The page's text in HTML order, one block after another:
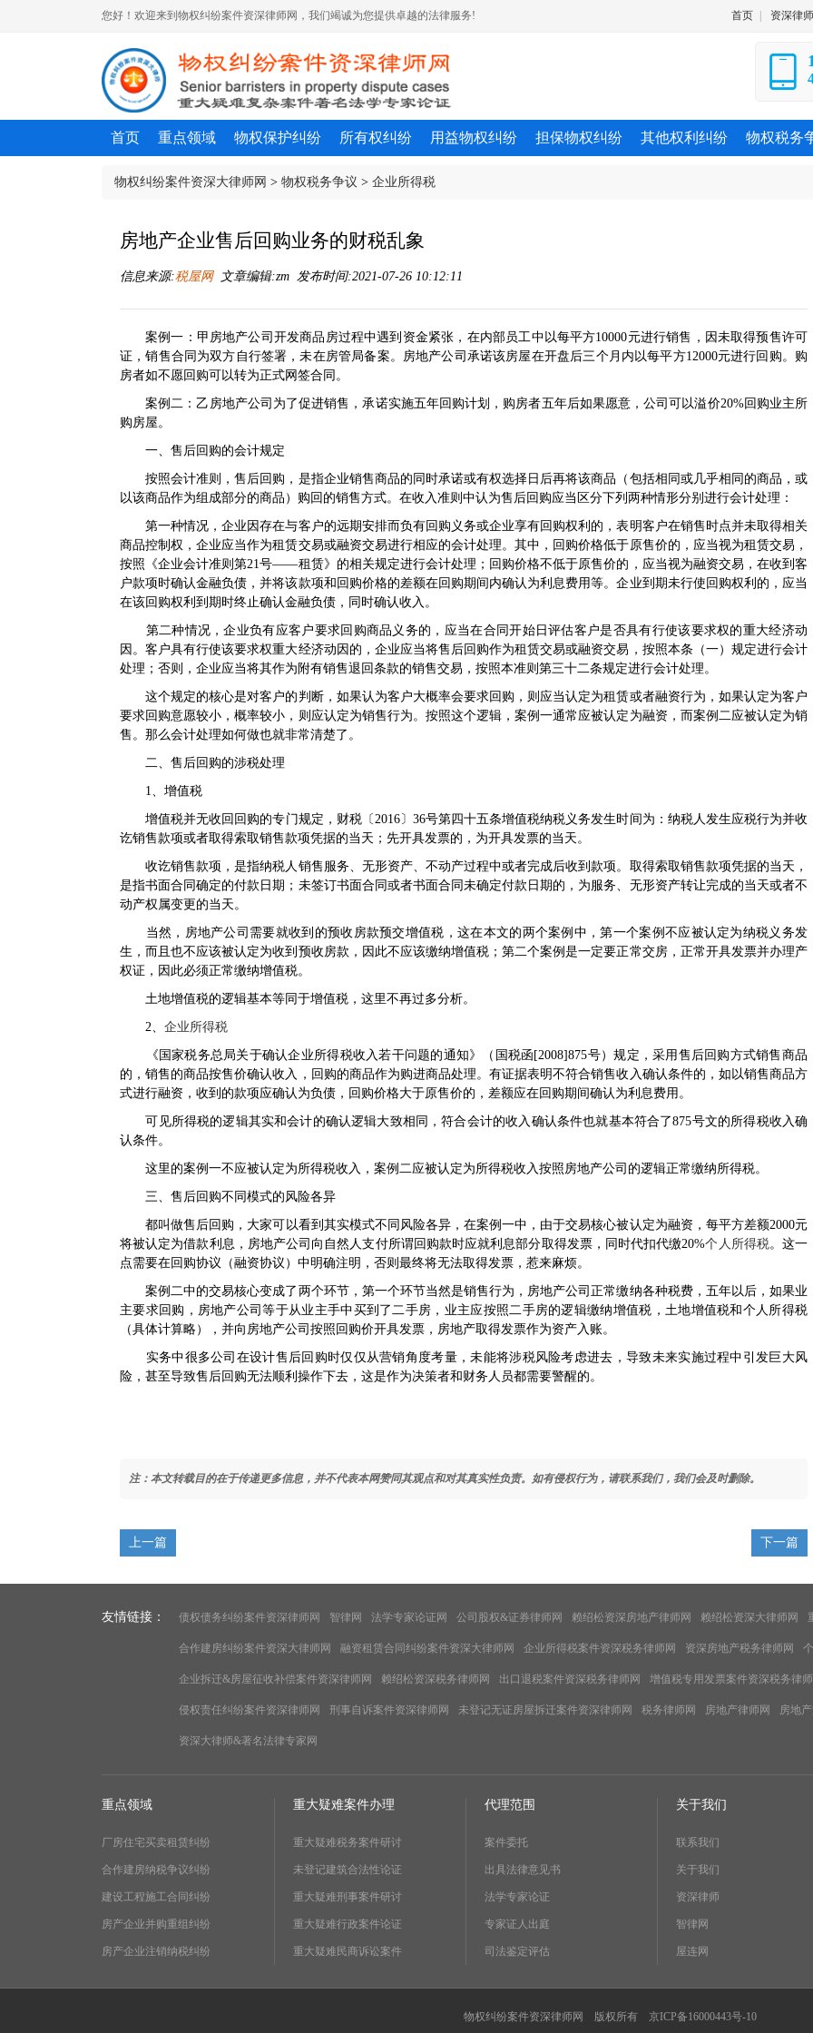
您好！欢迎来到物权纠纷案件资深律师网，我们竭诚为您提供卓越的法律服务! 首页 资深律师
首页 重点领域 物权保护纠纷 所有权纠纷 用益物权纠纷 担保物权纠纷 其他权利纠纷 物权税务
物权纠纷案件资深大律师网 > 物权税务争议 > 企业所得税
房地产企业售后回购业务的财税乱象
信息来源:税屋网文章编辑:zm 发布时间:2021-07-26 10:12:11
案例一：甲房地产公司开发商品房过程中遇到资金紧张，在内部员工中以每平方10000元进行销售，因未取得预售许可
证，销售合同为双方自行签署，未在房管局备案。房地产公司承诺该房屋在开盘后三个月内以每平方12000元进行回购。购
房者如不愿回购可以转为正式网签合同。
案例二：乙房地产公司为了促进销售，承诺实施五年回购计划，购房者五年后如果愿意，公司可以溢价20%回购业主所
购房屋。
一、售后回购的会计规定
按照会计准则，售后回购，是指企业销售商品的同时承诺或有权选择日后再将该商品（包括相同或几乎相同的商品，或
以该商品作为组成部分的商品）购回的销售方式。在收入准则中认为售后回购应当区分下列两种情形分别进行会计处理：
第一种情况，企业因存在与客户的远期安排而负有回购义务或企业享有回购权利的，表明客户在销售时点并未取得相关
商品控制权，企业应当作为租赁交易或融资交易进行相应的会计处理。其中，回购价格低于原售价的，应当视为租赁交易，
按照《企业会计准则第21号——租赁》的相关规定进行会计处理；回购价格不低于原售价的，应当视为融资交易，在收到客
户款项时确认金融负债，并将该款项和回购价格的差额在回购期间内确认为利息费用等。企业到期未行使回购权利的，应当
在该回购权利到期时终止确认金融负债，同时确认收入。
第二种情况，企业负有应客户要求回购商品义务的，应当在合同开始日评估客户是否具有行使该要求权的重大经济动
因。客户具有行使该要求权重大经济动因的，企业应当将售后回购作为租赁交易或融资交易，按照本条（一）规定进行会计
处理；否则，企业应当将其作为附有销售退回条款的销售交易，按照本准则第三十二条规定进行会计处理。
这个规定的核心是对客户的判断，如果认为客户大概率会要求回购，则应当认定为租赁或者融资行为，如果认定为客户
要求回购意愿较小，概率较小，则应认定为销售行为。按照这个逻辑，案例一通常应被认定为融资，而案例二应被认定为销
售。那么会计处理如何做也就非常清楚了。
二、售后回购的涉税处理
1、增值税
增值税并无收回回购的专门规定， 财税〔2016〕36号第四十五条增值税纳税义务发生时间为：纳税人发生应税行为并收
讫销售款项或者取得索取销售款项凭据的当天；先开具发票的，为开具发票的当天。
收讫销售款项，是指纳税人销售服务、无形资产、不动产过程中或者完成后收到款项。取得索取销售款项凭据的当天，
是指书面合同确定的付款日期；未签订书面合同或者书面合同未确定付款日期的，为服务、无形资产转让完成的当天或者不
动产权属变更的当天。
当然，房地产公司需要就收到的预收房款预交增值税，这在本文的两个案例中，第一个案例不应被认定为纳税义务发
生，而且也不应该被认定为收到预收房款，因此不应该缴纳增值税；第二个案例是一定要正常交房，正常开具发票并办理产
权证，因此必须正常缴纳增值税。
土地增值税的逻辑基本等同于增值税，这里不再过多分析。
2、 企业所得税
《 国家税务总局关于确认企业所得税收入若干问题的通知》（ 国税函[2008]875号）规定，采用售后回购方式销售商品
的，销售的商品按售价确认收入，回购的商品作为购进商品处理。有证据表明不符合销售收入确认条件的，如以销售商品方
式进行融资，收到的款项应确认为负债，回购价格大于原售价的，差额应在回购期间确认为利息费用。
可见所得税的逻辑其实和会计的确认逻辑大致相同，符合会计的收入确认条件也就基本符合了875号文的所得税收入确
认条件。
这里的案例一不应被认定为所得税收入，案例二应被认定为所得税收入按照房地产公司的逻辑正常缴纳所得税。
三、售后回购不同模式的风险各异
都叫做售后回购，大家可以看到其实模式不同风险各异，在案例一中，由于交易核心被认定为融资，每平方差额2000元
将被认定为借款利息，房地产公司向自然人支付所谓回购款时应就利息部分取得发票，同时代扣代缴20%个人所得税。这一
点需要在回购协议（融资协议）中明确注明，否则最终将无法取得发票，惹来麻烦。
案例二中的交易核心变成了两个环节，第一个环节当然是销售行为，房地产公司正常缴纳各种税费，五年以后，如果业
主要求回购，房地产公司等于从业主手中买到了二手房，业主应按照二手房的逻辑缴纳增值税，土地增值税和个人所得税
（具体计算略），并向房地产公司按照回购价开具发票，房地产取得发票作为资产入账。
实务中很多公司在设计售后回购时仅仅从营销角度考量，未能将涉税风险考虑进去，导致未来实施过程中引发巨大风
险，甚至导致售后回购无法顺利操作下去，这是作为决策者和财务人员都需要警醒的。
注：本文转载目的在于传递更多信息，并不代表本网赞同其观点和对其真实性负责。如有侵权行为，请联系我们，我们会及时删除。
上一篇 下一篇
友情链接： 债权债务纠纷案件资深律师网 智律网 法学专家论证网 公司股权&证券律师网 赖绍松资深房地产律师网 赖绍松资深大律师网
合作建房纠纷案件资深大律师网 融资租赁合同纠纷案件资深大律师网 企业所得税案件资深税务律师网 资深房地产税务律师网
企业拆迁&房屋征收补偿案件资深律师网 赖绍松资深税务律师网 出口退税案件资深税务律师网 增值税专用发票案件资深税务律
侵权责任纠纷案件资深律师网 刑事自诉案件资深律师网 未登记无证房屋拆迁案件资深律师网 税务律师网 房地产律师网 房地
资深大律师&著名法律专家网
重点领域
厂房住宅买卖租赁纠纷
合作建房纳税争议纠纷
建设工程施工合同纠纷
房产企业并购重组纠纷
房产企业注销纳税纠纷
重大疑难案件办理
重大疑难税务案件研讨
未登记建筑合法性论证
重大疑难刑事案件研讨
重大疑难行政案件论证
重大疑难民商诉讼案件
代理范围
案件委托
出具法律意见书
法学专家论证
专家证人出庭
司法鉴定评估
关于我们
联系我们
关于我们
资深律师
智律网
屋连网
物权纠纷案件资深律师网 版权所有 京ICP备16000443号-10